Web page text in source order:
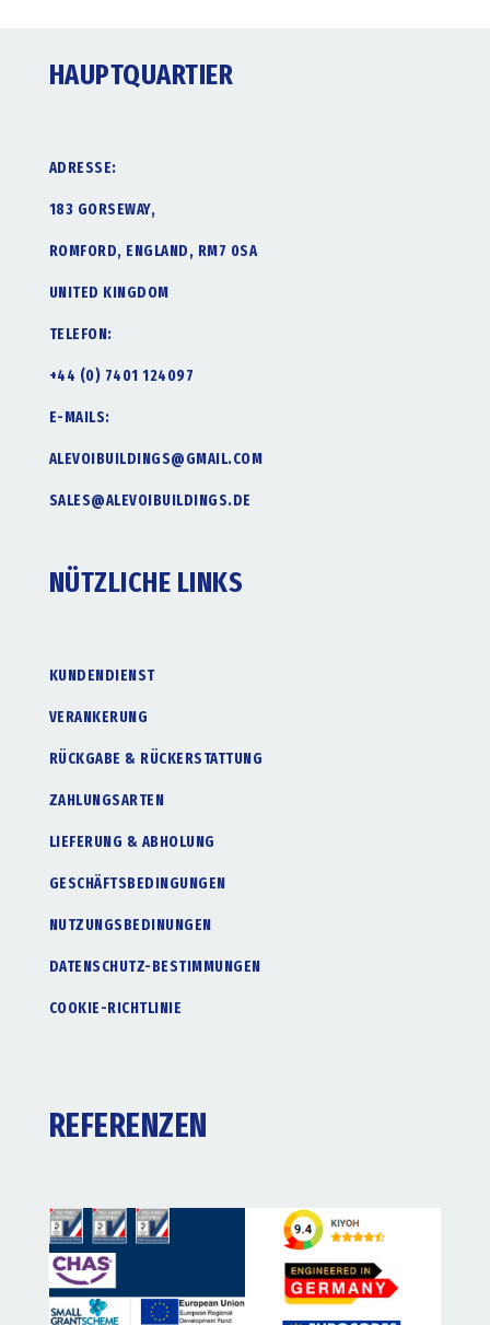
HAUPTQUARTIER
ADRESSE:
183 GORSEWAY,
ROMFORD, ENGLAND, RM7 0SA
UNITED KINGDOM
TELEFON:
+44 (0) 7401 124097
E-MAILS:
ALEVOIBUILDINGS@GMAIL.COM
SALES@ALEVOIBUILDINGS.DE
NÜTZLICHE LINKS
KUNDENDIENST
VERANKERUNG
RÜCKGABE & RÜCKERSTATTUNG
ZAHLUNGSARTEN
LIEFERUNG & ABHOLUNG
GESCHÄFTSBEDINGUNGEN
NUTZUNGSBEDINUNGEN
DATENSCHUTZ-BESTIMMUNGEN
COOKIE-RICHTLINIE
REFERENZEN